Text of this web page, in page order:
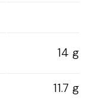
14 g
11.7 g